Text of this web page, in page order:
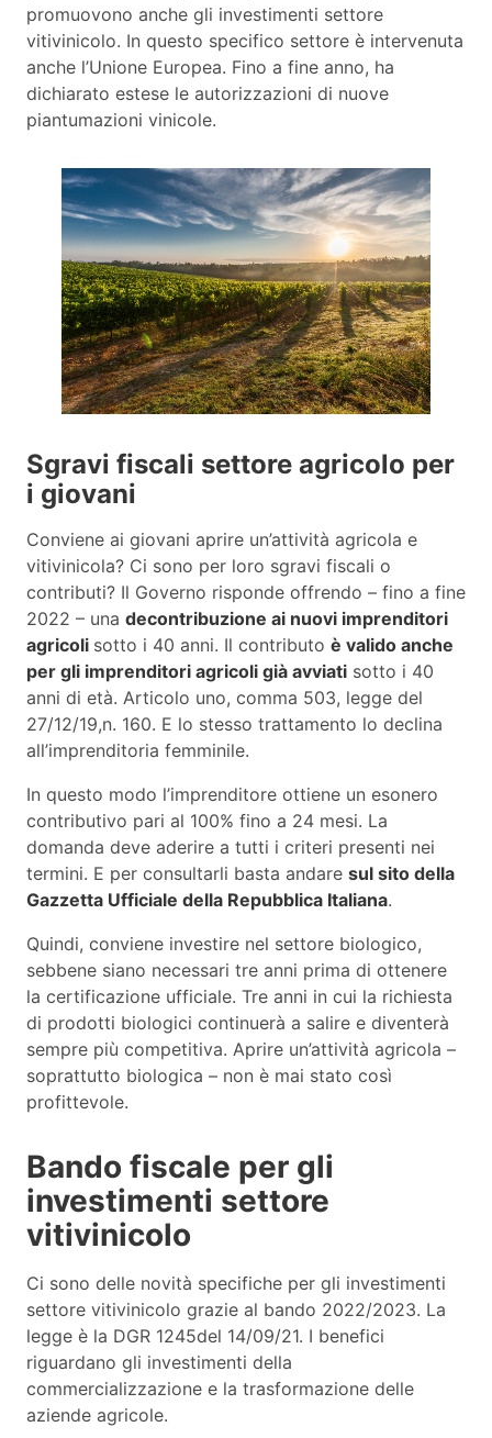
promuovono anche gli investimenti settore
vitivinicolo. In questo specifico settore è intervenuta
anche l’Unione Europea. Fino a fine anno, ha
dichiarato estese le autorizzazioni di nuove
piantumazioni vinicole.
Sgravi fiscali settore agricolo per
i giovani
Conviene ai giovani aprire un’attività agricola e
vitivinicola? Ci sono per loro sgravi fiscali o
contributi? Il Governo risponde offrendo – fino a fine
2022 – una decontribuzione ai nuovi imprenditori
agricoli sotto i 40 anni. Il contributo è valido anche
per gli imprenditori agricoli già avviati sotto i 40
anni di età. Articolo uno, comma 503, legge del
27/12/19,n. 160. E lo stesso trattamento lo declina
all’imprenditoria femminile.
In questo modo l’imprenditore ottiene un esonero
contributivo pari al 100% fino a 24 mesi. La
domanda deve aderire a tutti i criteri presenti nei
termini. E per consultarli basta andare sul sito della
Gazzetta Ufficiale della Repubblica Italiana.
Quindi, conviene investire nel settore biologico,
sebbene siano necessari tre anni prima di ottenere
la certificazione ufficiale. Tre anni in cui la richiesta
di prodotti biologici continuerà a salire e diventerà
sempre più competitiva. Aprire un’attività agricola –
soprattutto biologica – non è mai stato così
profittevole.
Bando fiscale per gli
investimenti settore
vitivinicolo
Ci sono delle novità specifiche per gli investimenti
settore vitivinicolo grazie al bando 2022/2023. La
legge è la DGR 1245del 14/09/21. I benefici
riguardano gli investimenti della
commercializzazione e la trasformazione delle
aziende agricole.